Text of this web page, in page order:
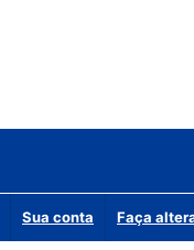
Sua conta Faça